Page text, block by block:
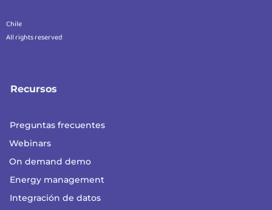
Chile
All rights reserved
Recursos
Preguntas frecuentes
Webinars
On demand demo
Energy management
Integración de datos